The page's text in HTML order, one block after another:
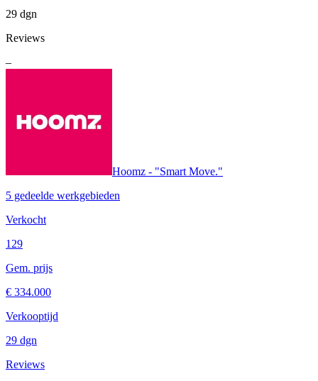
29 dgn
Reviews
–
Hoomz - "Smart Move."
5 gedeelde werkgebieden
Verkocht
129
Gem. prijs
€ 334.000
Verkooptijd
29 dgn
Reviews